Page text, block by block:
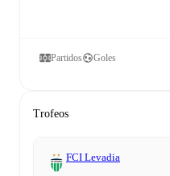
Partidos Goles
Trofeos
FCI Levadia